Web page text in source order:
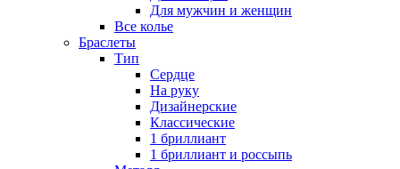
Для мужчин и женщин
Все колье
Браслеты
Тип
Сердце
На руку
Дизайнерские
Классические
1 бриллиант
1 бриллиант и россыпь